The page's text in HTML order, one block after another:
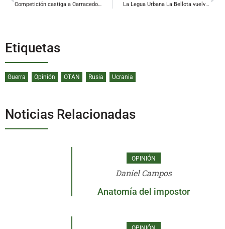
Competición castiga a Carracedo con dos partidos La Legua Urbana La Bellota vuelve a las calles de Baños con más fuerza
Etiquetas
Guerra Opinión OTAN Rusia Ucrania
Noticias Relacionadas
OPINIÓN
Daniel Campos
Anatomía del impostor